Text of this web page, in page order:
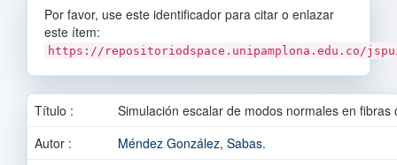
Por favor, use este identificador para citar o enlazar
este ítem:
https://repositoriodspace.unipamplona.edu.co/
Título :
Simulación escalar de modos normales en
Autor :
Méndez González, Sabas.